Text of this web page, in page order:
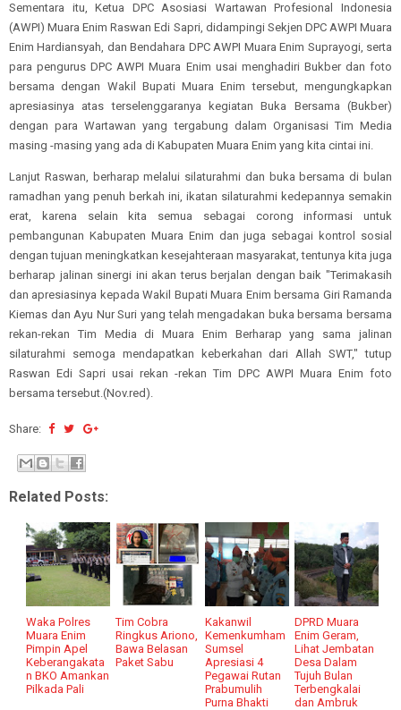
Sementara itu, Ketua DPC Asosiasi Wartawan Profesional Indonesia
(AWPI) Muara Enim Raswan Edi Sapri, didampingi Sekjen DPC AWPI Muara
Enim Hardiansyah, dan Bendahara DPC AWPI Muara Enim Suprayogi, serta
para pengurus DPC AWPI Muara Enim usai menghadiri Bukber dan foto
bersama dengan Wakil Bupati Muara Enim tersebut, mengungkapkan
apresiasinya atas terselenggaranya kegiatan Buka Bersama (Bukber)
dengan para Wartawan yang tergabung dalam Organisasi Tim Media
masing -masing yang ada di Kabupaten Muara Enim yang kita cintai ini.
Lanjut Raswan, berharap melalui silaturahmi dan buka bersama di bulan
ramadhan yang penuh berkah ini, ikatan silaturahmi kedepannya semakin
erat, karena selain kita semua sebagai corong informasi untuk
pembangunan Kabupaten Muara Enim dan juga sebagai kontrol sosial
dengan tujuan meningkatkan kesejahteraan masyarakat, tentunya kita juga
berharap jalinan sinergi ini akan terus berjalan dengan baik "Terimakasih
dan apresiasinya kepada Wakil Bupati Muara Enim bersama Giri Ramanda
Kiemas dan Ayu Nur Suri yang telah mengadakan buka bersama bersama
rekan-rekan Tim Media di Muara Enim Berharap yang sama jalinan
silaturahmi semoga mendapatkan keberkahan dari Allah SWT," tutup
Raswan Edi Sapri usai rekan -rekan Tim DPC AWPI Muara Enim foto
bersama tersebut.(Nov.red).
Share:
Related Posts:
Waka Polres
Muara Enim
Pimpin Apel
Keberangakata
n BKO Amankan
Pilkada Pali
Tim Cobra
Ringkus Ariono,
Bawa Belasan
Paket Sabu
Kakanwil
Kemenkumham
Sumsel
Apresiasi 4
Pegawai Rutan
Prabumulih
Purna Bhakti
DPRD Muara
Enim Geram,
Lihat Jembatan
Desa Dalam
Tujuh Bulan
Terbengkalai
dan Ambruk